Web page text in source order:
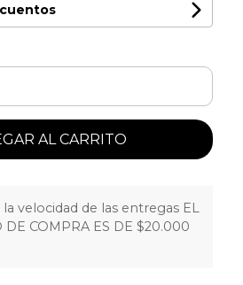
AL CARRITO
la velocidad de las entregas EL
COMPRA ES DE $20.000